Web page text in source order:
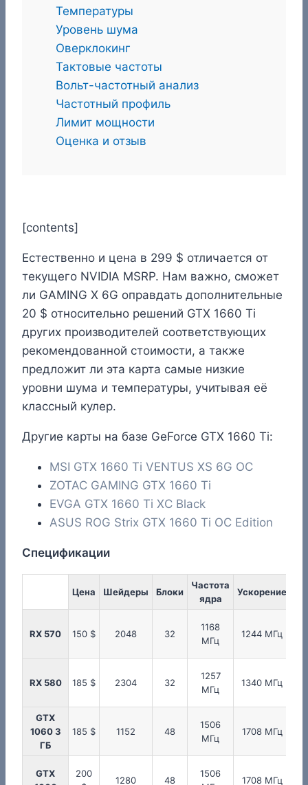
Температуры
Уровень шума
Оверклокинг
Тактовые частоты
Вольт-частотный анализ
Частотный профиль
Лимит мощности
Оценка и отзыв
[contents]
Естественно и цена в 299 $ отличается от
текущего NVIDIA MSRP. Нам важно, сможет
ли GAMING X 6G оправдать дополнительные
20 $ относительно решений GTX 1660 Ti
других производителей соответствующих
рекомендованной стоимости, а также
предложит ли эта карта самые низкие
уровни шума и температуры, учитывая её
классный кулер.
Другие карты на базе GeForce GTX 1660 Ti:
MSI GTX 1660 Ti VENTUS XS 6G OC
ZOTAC GAMING GTX 1660 Ti
EVGA GTX 1660 Ti XC Black
ASUS ROG Strix GTX 1660 Ti OC Edition
Спецификации
Цена Шейдеры Блоки
Частота
ядра
Ускорение
RX 570 150 $ 2048 32
1168
МГц
1244 МГц
RX 580 185 $ 2304 32
1257
МГц
1340 МГц
GTX
1060 3
ГБ
185 $ 1152 48
1506
МГц
1708 МГц
GTX
200
1280 48
1506
1708 МГц